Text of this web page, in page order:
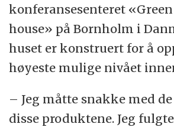
konferansesenteret
house» på Bornholm i
huset er konstruert for å
høyeste mulige nivået
– Jeg måtte snakke med
disse produktene. Jeg